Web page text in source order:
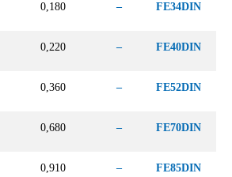
0,180 – FE34DIN
0,220 – FE40DIN
0,360 – FE52DIN
0,680 – FE70DIN
0,910 – FE85DIN